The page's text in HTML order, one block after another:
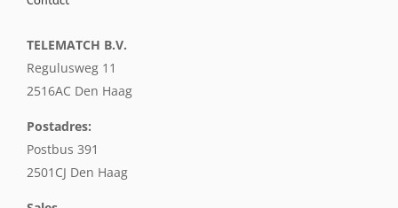
TELEMATCH B.V.
Regulusweg 11
2516AC Den Haag
Postadres:
Postbus 391
2501CJ Den Haag